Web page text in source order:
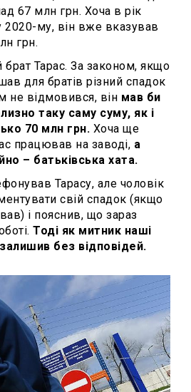
67 млн грн. Хоча в рік
2020-му, він вже вказував
грн.
брат Тарас. За законом, якщо
для братів різний спадок
не відмовився, він мав би
таку саму суму, як і
70 млн грн. Хоча ще
працював на заводі, а
– батьківська хата.
Тарасу, але чоловік
свій спадок (якщо
і пояснив, що зараз
Тоді як митник наші
без відповідей.